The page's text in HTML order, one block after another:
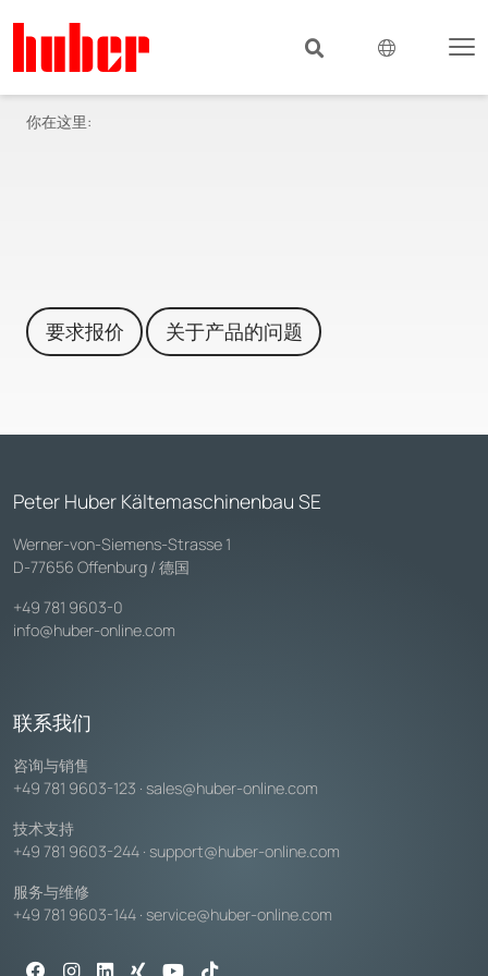
你在这里:
要求报价 关于产品的问题
Peter Huber Kältemaschinenbau SE
Werner-von-Siemens-Strasse 1
D-77656 Offenburg / 德国
+49 781 9603-0
info@huber-online.com
联系我们
咨询与销售
+49 781 9603-123 · sales@huber-online.com
技术支持
+49 781 9603-244 · support@huber-online.com
服务与维修
+49 781 9603-144 · service@huber-online.com